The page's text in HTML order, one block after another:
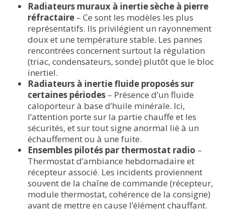
Radiateurs muraux à inertie sèche à pierre
réfractaire – Ce sont les modèles les plus
représentatifs. Ils privilégient un rayonnement
doux et une température stable. Les pannes
rencontrées concernent surtout la régulation
(triac, condensateurs, sonde) plutôt que le bloc
inertiel.
Radiateurs à inertie fluide proposés sur
certaines périodes – Présence d’un fluide
caloporteur à base d’huile minérale. Ici,
l’attention porte sur la partie chauffe et les
sécurités, et sur tout signe anormal lié à un
échauffement ou à une fuite.
Ensembles pilotés par thermostat radio –
Thermostat d’ambiance hebdomadaire et
récepteur associé. Les incidents proviennent
souvent de la chaîne de commande (récepteur,
module thermostat, cohérence de la consigne)
avant de mettre en cause l’élément chauffant.